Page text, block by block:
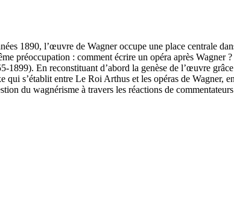
1890, l’œuvre de Wagner occupe une place centrale
préoccupation : comment écrire un opéra après Wagner
En reconstituant d’abord la genèse de l’œuvre
s’établit entre Le Roi Arthus et les opéras de Wagner,
du wagnérisme à travers les réactions de